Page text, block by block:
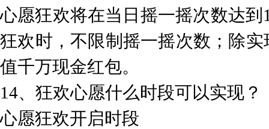
心愿狂欢将在当日摇一摇次数达
狂欢时，不限制摇一摇次数；除
值千万现金红包。
14、狂欢心愿什么时段可以实现？
心愿狂欢开启时段